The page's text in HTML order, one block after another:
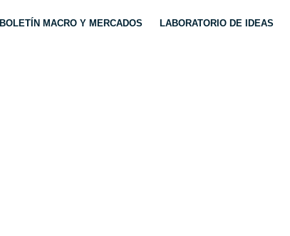
BOLETÍN MACRO Y MERCADOS LABORATORIO DE IDEAS